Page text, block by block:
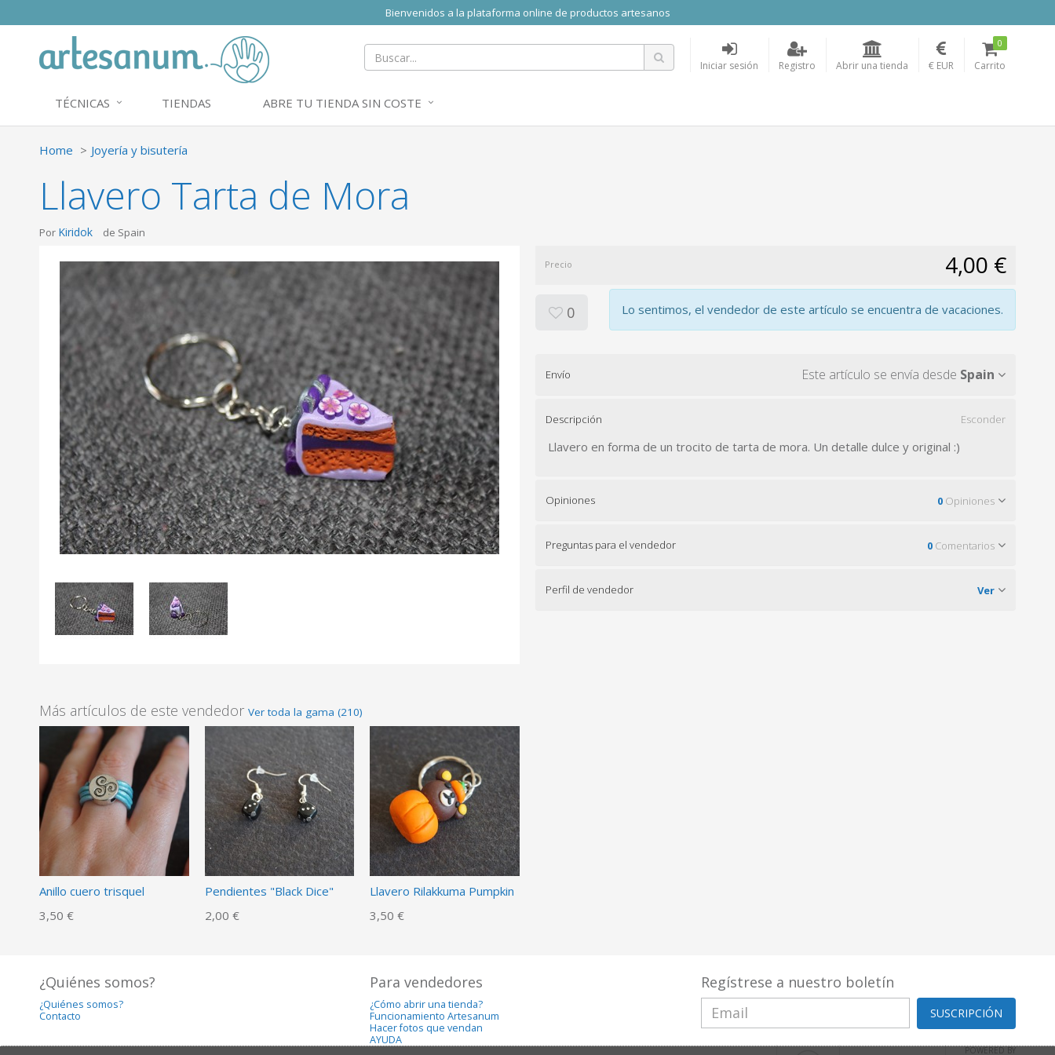
Bienvenidos a la plataforma online de productos artesanos
Iniciar sesión Registro Abrir una tienda € EUR Carrito
0
TÉCNICAS TIENDAS ABRE TU TIENDA SIN COSTE
Home Joyería y bisutería
Llavero Tarta de Mora
Por Kiridok de Spain
Más artículos de este vendedor Ver toda la gama (210)
Anillo cuero trisquel
3,50 €
Pendientes "Black Dice"
2,00 €
Llavero Rilakkuma Pumpkin
3,50 €
Precio 4,00 €
0 Lo sentimos, el vendedor de este artículo se encuentra de vacaciones.
Envío Este artículo se envía desde Spain
Descripción Esconder
Llavero en forma de un trocito de tarta de mora. Un detalle dulce y original :)
Opiniones 0 Opiniones
Preguntas para el vendedor 0 Comentarios
Perfil de vendedor Ver
¿Quiénes somos?
¿Quiénes somos?
Contacto
Para vendedores
¿Cómo abrir una tienda?
Funcionamiento Artesanum
Hacer fotos que vendan
AYUDA
Regístrese a nuestro boletín
SUSCRIPCIÓN
POWERED BY